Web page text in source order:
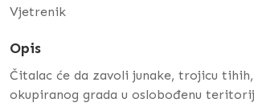
Vjetrenik
Opis
Čitalac će da zavoli junake, trojicu
okupiranog grada u oslobođenu